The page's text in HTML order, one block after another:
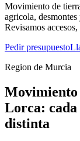
Movimiento de
agricola,
Revisamos
Pedir presupuesto
Region de Murcia
Movimiento
Lorca:
distinta